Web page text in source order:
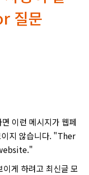
질문
이런 메시지가 웹페
이지 않습니다. "Ther
게 하려고 최신글 모